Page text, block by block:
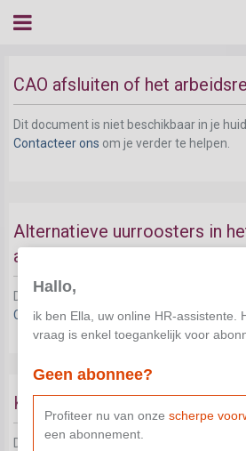
CAO afsluiten of het
Dit document is niet beschikbaar in je
Contacteer ons om je verder te helpen.
Alternatieve uurroosters in
arbeidsreglement opnemen
Dit document is niet beschikbaar in je
Contacteer onsom je verder te helpen.
Kennisgeving aan de
Dit document is niet beschikbaar in je
Hallo,
ik ben Ella, uw online HR-assistente.
vraag is enkel toegankelijk voor
Geen abonnee?
Profiteer nu van onze scherpe
een abonnement.